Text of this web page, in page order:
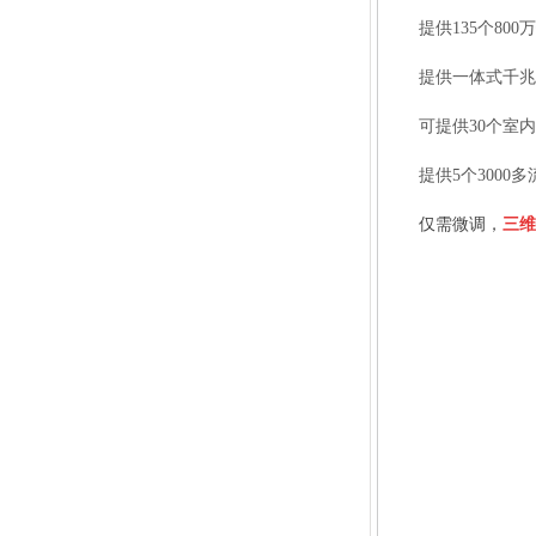
提供135个800
提供一体式千兆
可提供30个室
提供5个3000多
仅需微调， 三